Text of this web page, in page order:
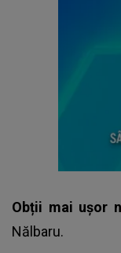
Obții mai ușor
Nălbaru.